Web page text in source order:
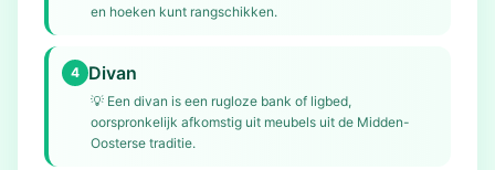
en hoeken kunt rangschikken.
4 Divan
💡 Een divan is een rugloze bank of ligbed,
oorspronkelijk afkomstig uit meubels uit de Midden-
Oosterse traditie.